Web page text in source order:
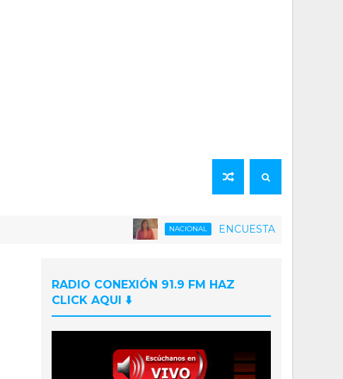
NACIONAL ENCUESTA | 75% de la
RADIO CONEXIÓN 91.9 FM HAZ
CLICK AQUI ⬇️